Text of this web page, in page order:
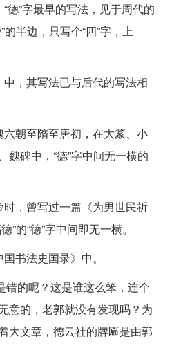
德”字最早的写法，见于周代的
半边，只写个“四”字，上
，其写法已与后代的写法相
朝至隋至唐初，在大篆、小
魏碑中，“德”字中间无一横的
，曾写过一篇《为男世民祈
”的“德”字中间即无一横。
书法史国录》中。
错的呢？这是谁这么笨，连个
意的，老郭就没有发现吗？为
大文章，德云社的牌匾是由郭